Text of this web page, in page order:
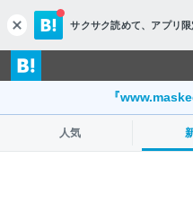
c
l
o
s
サクサク読めて、 アプリ限
『
人気